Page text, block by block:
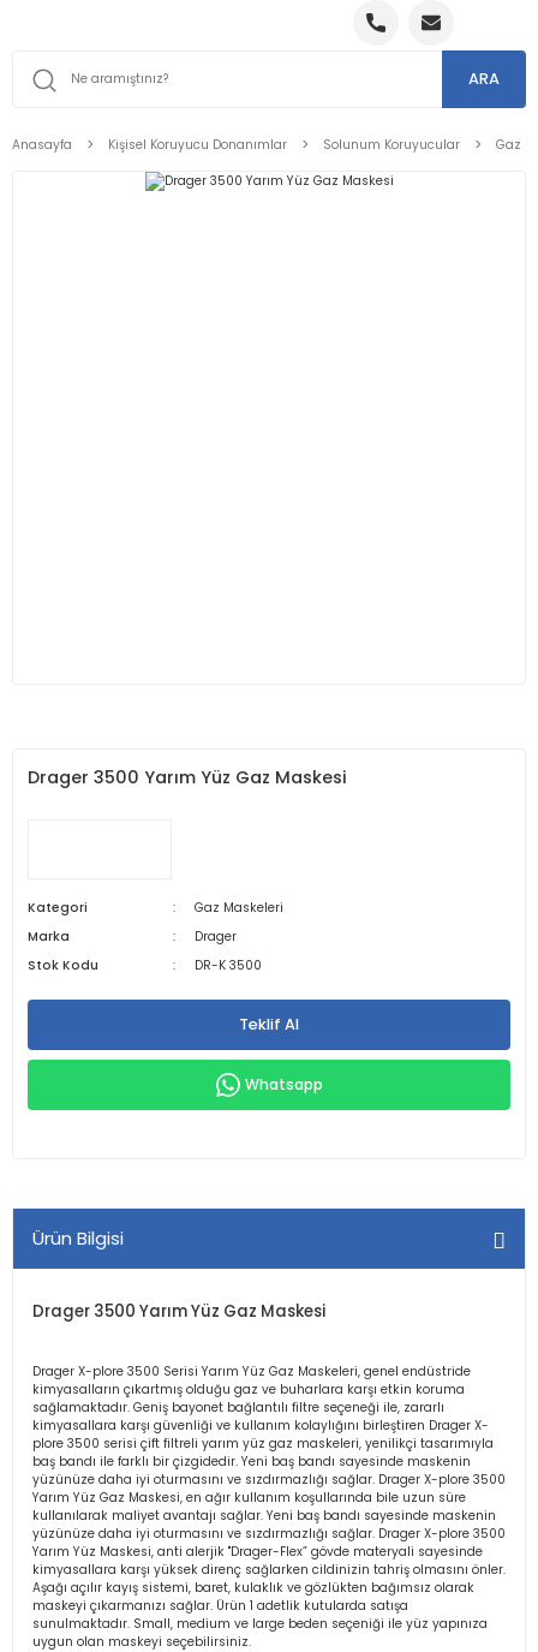
ARA
Anasayfa Kişisel Koruyucu Donanımlar Solunum Koruyucular Gaz
Drager 3500 Yarım Yüz Gaz Maskesi
Kategori
Gaz Maskeleri
Marka
Drager
Stok Kodu
DR-K 3500
Teklif Al
Whatsapp
Ürün Bilgisi
Drager 3500 Yarım Yüz Gaz Maskesi
Drager X-plore 3500 Serisi Yarım Yüz Gaz Maskeleri, genel endüstride
kimyasalların çıkartmış olduğu gaz ve buharlara karşı etkin koruma
sağlamaktadır. Geniş bayonet bağlantılı filtre seçeneği ile, zararlı
kimyasallara karşı güvenliği ve kullanım kolaylığını birleştiren Drager X-
plore 3500 serisi çift filtreli yarım yüz gaz maskeleri, yenilikçi tasarımıyla
baş bandı ile farklı bir çizgidedir. Yeni baş bandı sayesinde maskenin
yüzünüze daha iyi oturmasını ve sızdırmazlığı sağlar. Drager X-plore 3500
Yarım Yüz Gaz Maskesi, en ağır kullanım koşullarında bile uzun süre
kullanılarak maliyet avantajı sağlar. Yeni baş bandı sayesinde maskenin
yüzünüze daha iyi oturmasını ve sızdırmazlığı sağlar. Drager X-plore 3500
Yarım Yüz Maskesi, anti alerjik "Drager-Flex” gövde materyali sayesinde
kimyasallara karşı yüksek direnç sağlarken cildinizin tahriş olmasını önler.
Aşağı açılır kayış sistemi, baret, kulaklık ve gözlükten bağımsız olarak
maskeyi çıkarmanızı sağlar. Ürün 1 adetlik kutularda satışa
sunulmaktadır. Small, medium ve large beden seçeniği ile yüz yapınıza
uygun olan maskeyi seçebilirsiniz.